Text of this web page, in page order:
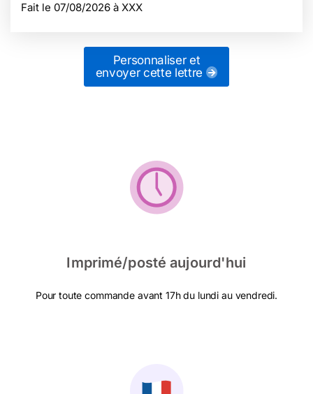
Fait le 07/08/2026 à XXX
Personnaliser et
envoyer cette lettre
Imprimé/posté aujourd'hui
Pour toute commande avant 17h du lundi au vendredi.